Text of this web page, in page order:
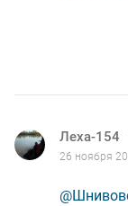
Леха-154
26 ноября